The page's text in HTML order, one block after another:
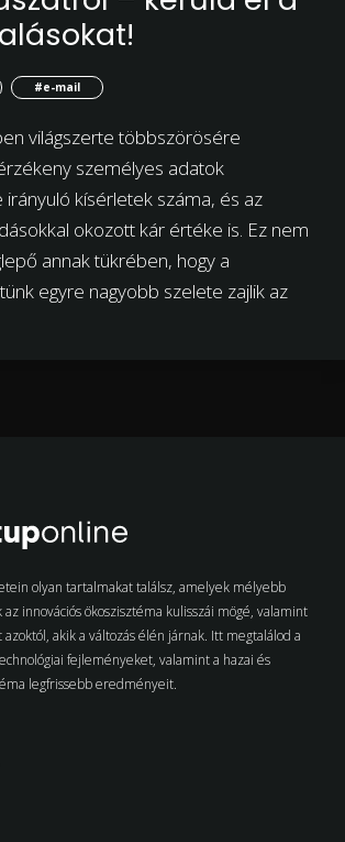
#e-mail
világszerte többszörösére
személyes adatok
kísérletek száma, és az
okozott kár értéke is. Ez nem
annak tükrében, hogy a
egyre nagyobb szelete zajlik az
olyan tartalmakat találsz, amelyek mélyebb
innovációs ökoszisztéma kulisszái mögé, valamint
akik a változás élén járnak. Itt megtalálod a
fejleményeket, valamint a hazai és
legfrissebb eredményeit.